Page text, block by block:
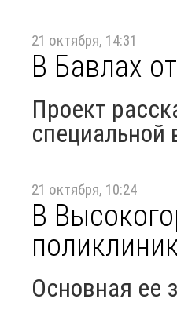
21 октября, 14:31
В Бавлах
Проект
специальной
21 октября, 10:24
В
Основная ее